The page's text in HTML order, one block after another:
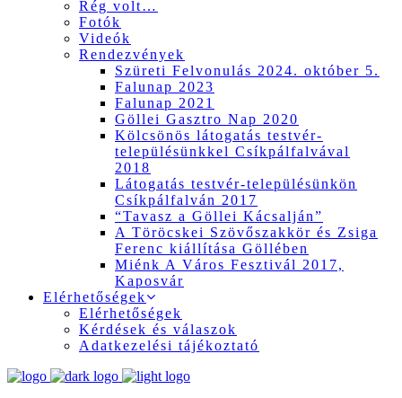
Rég volt…
Fotók
Videók
Rendezvények
Szüreti Felvonulás 2024. október 5.
Falunap 2023
Falunap 2021
Göllei Gasztro Nap 2020
Kölcsönös látogatás testvér-
településünkkel Csíkpálfalvával
2018
Látogatás testvér-településünkön
Csíkpálfalván 2017
“Tavasz a Göllei Kácsalján”
A Töröcskei Szövőszakkör és Zsiga
Ferenc kiállítása Göllében
Miénk A Város Fesztivál 2017,
Kaposvár
Elérhetőségek
Elérhetőségek
Kérdések és válaszok
Adatkezelési tájékoztató